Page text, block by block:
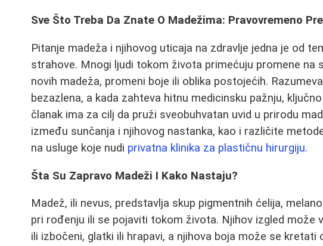
Sve Što Treba Da Znate O Madežima: Pravovremeno
Pitanje madeža i njihovog uticaja na zdravlje jedna je od
strahove. Mnogi ljudi tokom života primećuju promene na
novih madeža, promeni boje ili oblika postojećih.
bezazlena, a kada zahteva hitnu medicinsku pažnju,
članak ima za cilj da pruži sveobuhvatan uvid u prirodu
između sunčanja i njihovog nastanka, kao i različite
na usluge koje nudi privatna klinika za plastičnu hirurgiju.
Šta Su Zapravo Madeži I Kako Nastaju?
Madež, ili nevus, predstavlja skup pigmentnih ćelija,
pri rođenju ili se pojaviti tokom života. Njihov izgled može
ili izbočeni, glatki ili hrapavi, a njihova boja može se